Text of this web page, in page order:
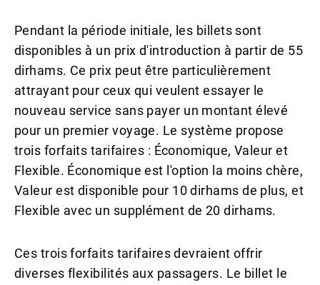
Pendant la période initiale, les billets sont
disponibles à un prix d'introduction à partir de 55
dirhams. Ce prix peut être particulièrement
attrayant pour ceux qui veulent essayer le
nouveau service sans payer un montant élevé
pour un premier voyage. Le système propose
trois forfaits tarifaires : Économique, Valeur et
Flexible. Économique est l'option la moins chère,
Valeur est disponible pour 10 dirhams de plus, et
Flexible avec un supplément de 20 dirhams.
Ces trois forfaits tarifaires devraient offrir
diverses flexibilités aux passagers. Le billet le